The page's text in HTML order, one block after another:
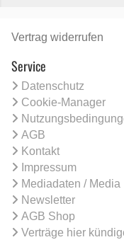
Vertrag widerrufen
Service
Datenschutz
Cookie-Manager
AGB
Kontakt
Impressum
Mediadaten / Media
Newsletter
AGB Shop
Verträge hier